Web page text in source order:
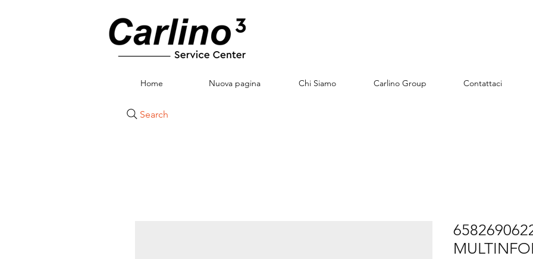
Home Nuova pagina Chi Siamo Carlino Group Contattaci
Search